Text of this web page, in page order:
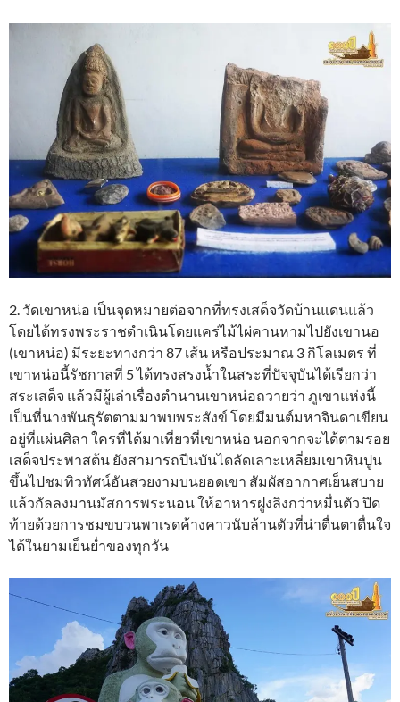
2. วัดเขาหน่อ เป็นจุดหมายต่อจากที่ทรงเสด็จวัดบ้านแดนแล้ว
โดยได้ทรงพระราชดำเนินโดยแคร่ไม้ไผ่คานหามไปยังเขานอ
(เขาหน่อ) มีระยะทางกว่า 87 เส้น หรือประมาณ 3 กิโลเมตร ที่
เขาหน่อนี้รัชกาลที่ 5 ได้ทรงสรงน้ำในสระที่ปัจจุบันได้เรียกว่า
สระเสด็จ แล้วมีผู้เล่าเรื่องตำนานเขาหน่อถวายว่า ภูเขาแห่งนี้
เป็นที่นางพันธุรัตตามมาพบพระสังข์ โดยมีมนต์มหาจินดาเขียน
อยู่ที่แผ่นศิลา ใครที่ได้มาเที่ยวที่เขาหน่อ นอกจากจะได้ตามรอย
เสด็จประพาสต้น ยังสามารถปีนบันไดลัดเลาะเหลี่ยมเขาหินปูน
ขึ้นไปชมทิวทัศน์อันสวยงามบนยอดเขา สัมผัสอากาศเย็นสบาย
แล้วกัลลงมานมัสการพระนอน ให้อาหารฝูงลิงกว่าหมื่นตัว ปิด
ท้ายด้วยการชมขบวนพาเรดค้างคาวนับล้านตัวที่น่าตื่นตาตื่นใจ
ได้ในยามเย็นย่ำของทุกวัน